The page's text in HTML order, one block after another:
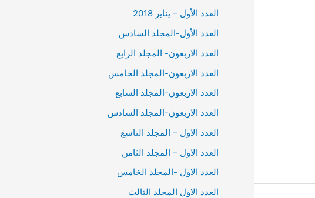
العدد الأول – يناير 2018
العدد الأول-المجلد السادس
العدد الاربعون- المجلد الرابع
العدد الاربعون-المجلد الخامس
العدد الاربعون-المجلد السابع
العدد الاربعون-المجلد السادس
العدد الاول – المجلد التاسع
العدد الاول – المجلد الثامن
العدد الاول -المجلد الخامس
العدد الاول المجلد الثالث